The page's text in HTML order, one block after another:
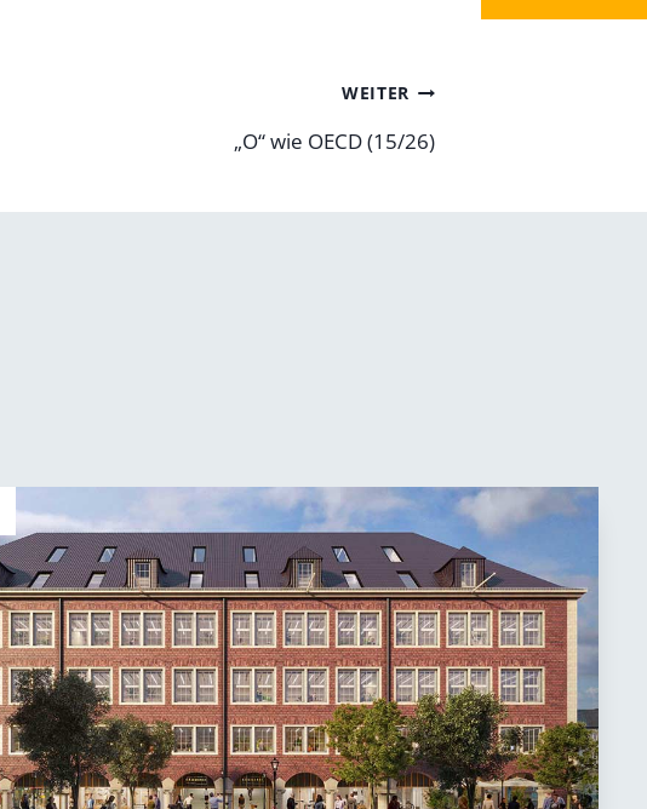
WEITER
„O“ wie OECD (15/26)